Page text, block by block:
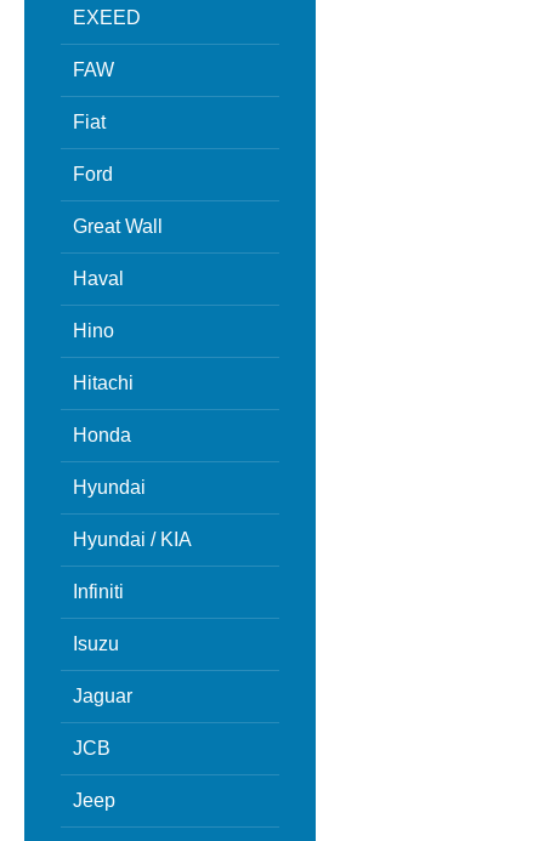
EXEED
FAW
Fiat
Ford
Great Wall
Haval
Hino
Hitachi
Honda
Hyundai
Hyundai / KIA
Infiniti
Isuzu
Jaguar
JCB
Jeep